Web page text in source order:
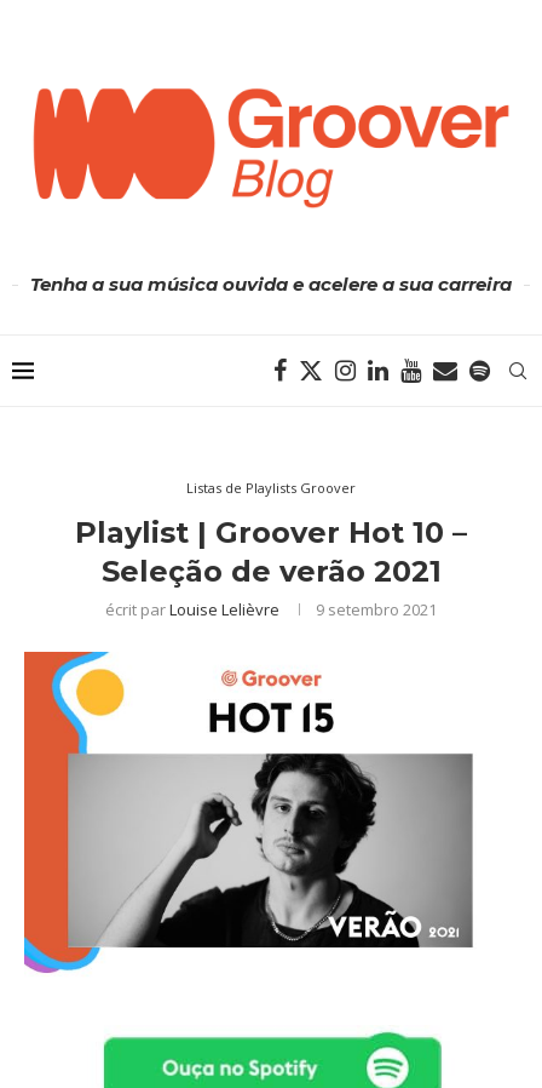
Tenha a sua música ouvida e acelere a sua carreira
Listas de Playlists Groover
Playlist | Groover Hot 10 –
Seleção de verão 2021
écrit parLouise Lelièvre 9 setembro 2021